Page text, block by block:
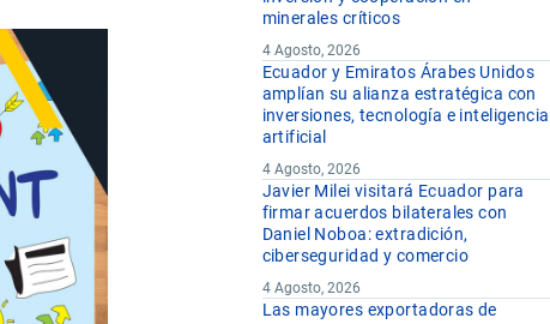
minerales críticos
4 Agosto, 2026
Ecuador y Emiratos Árabes Unidos
amplían su alianza estratégica con
inversiones, tecnología e inteligencia
artificial
4 Agosto, 2026
Javier Milei visitará Ecuador para
firmar acuerdos bilaterales con
Daniel Noboa: extradición,
ciberseguridad y comercio
4 Agosto, 2026
Las mayores exportadoras de